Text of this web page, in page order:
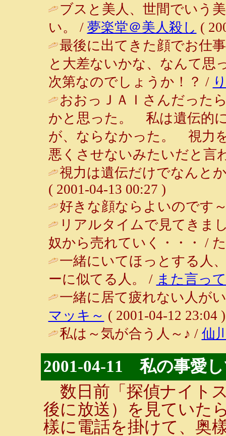
ブスと美人、世間でいう
い。 / 夢楽堂＠美人殺し (
最後に出てきた顔でお仕
と大差ないかな、なんて思
次第なのでしょうか！？ /
おおっＪＡＩさんだった
かと思った。 私は遺伝的
が、ならなかった。 視力
悪くさせないみたいだと言
視力は遺伝だけでなんと
( 2001-04-13 00:27 )
好きな顔ならよいのです
リアルタイムで見てきま
奴から売れていく・・・ /
一緒にいてほっとする人
ーに似てる人。 / また言っ
一緒に居て疲れない人が
マッキ～ ( 2001-04-12 23:04 )
私は～気が合う人～♪ / 仙
2001-04-11 私の事愛
数日前「探偵ナイト
後に放送）を見ていた
樣に電話を掛けて、奥